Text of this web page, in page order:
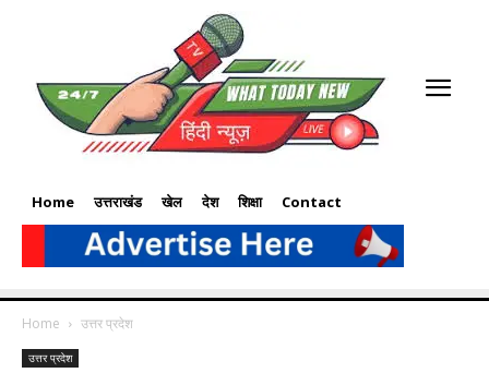
Home उत्तराखंड खेल देश शिक्षा Contact
Home उत्तर प्रदेश
उत्तर प्रदेश